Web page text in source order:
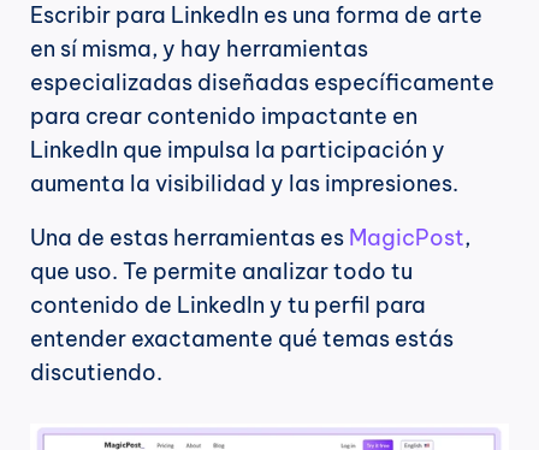
Escribir para LinkedIn es una forma de arte
en sí misma, y hay herramientas
especializadas diseñadas específicamente
para crear contenido impactante en
LinkedIn que impulsa la participación y
aumenta la visibilidad y las impresiones.
Una de estas herramientas es MagicPost,
que uso. Te permite analizar todo tu
contenido de LinkedIn y tu perfil para
entender exactamente qué temas estás
discutiendo.